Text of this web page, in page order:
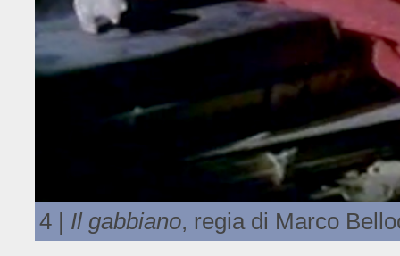
4 | Il gabbiano, regia di Marco